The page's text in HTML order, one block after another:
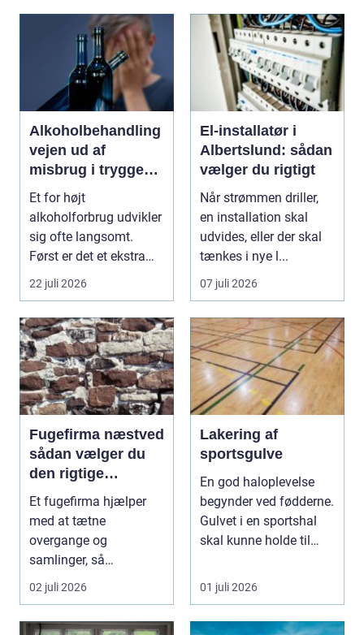
Alkoholbehandling
vejen ud af
misbrug i trygge
og professionelle
rammer
Et for højt
alkoholforbrug udvikler
sig ofte langsomt.
Først er det et ekstra
glas til weekenden, se...
22 juli 2026
El-installatør i
Albertslund: sådan
vælger du rigtigt
Når strømmen driller,
en installation skal
udvides, eller der skal
tænkes i nye l...
07 juli 2026
Fugefirma næstved
sådan vælger du
den rigtige
fagmand
Et fugefirma hjælper
med at tætne
overgange og
samlinger, så
bygningen holder sig
sund, tør og pæn i...
02 juli 2026
Lakering af
sportsgulve
En god haloplevelse
begynder ved fødderne.
Gulvet i en sportshal
skal kunne holde til
01 juli 2026